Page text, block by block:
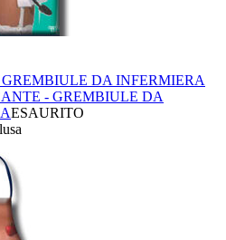
DA INFERMIERA
- GREMBIULE DA
ESAURITO